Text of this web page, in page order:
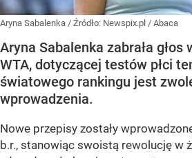
Aryna Sabalenka / Źródło: Newspix.pl / Abaca
Aryna Sabalenka zabrała głos
WTA, dotyczącej testów płci
światowego rankingu jest
wprowadzenia.
Nowe przepisy zostały
b.r., stanowiąc swoistą rewolucję w